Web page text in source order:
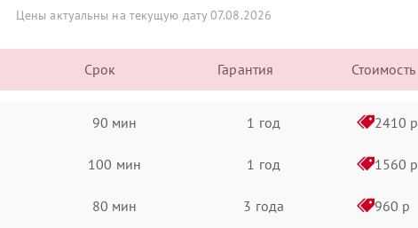
Цены актуальны на текущую дату 07.08.2026
Срок Гарантия Стоимость
90 мин 1 год 2410 р
100 мин 1 год 1560 р
80 мин 3 года 960 р